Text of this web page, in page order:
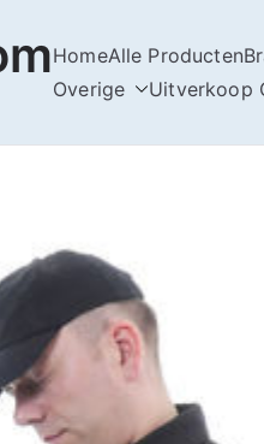
HomeAlle Producten
Overige
Uitverkoop